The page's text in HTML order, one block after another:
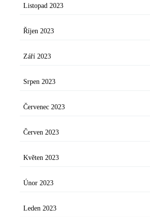
Listopad 2023
Říjen 2023
Září 2023
Srpen 2023
Červenec 2023
Červen 2023
Květen 2023
Únor 2023
Leden 2023